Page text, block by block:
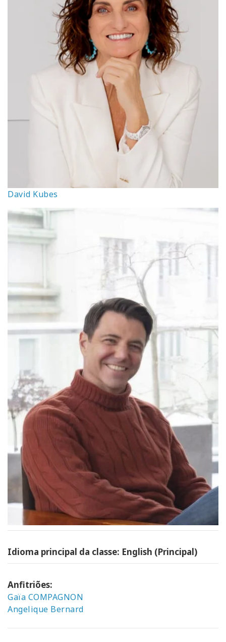
David Kubes
Idioma principal da classe: English (Principal)
Anfitriões:
Gaïa COMPAGNON
Angelique Bernard